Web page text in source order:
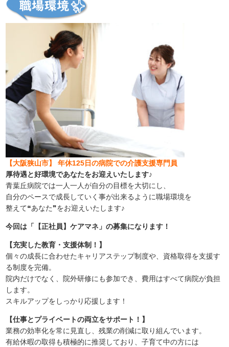
【大阪狭山市】 年休125日の病院での介護支援専門員
厚待遇と好環境であなたをお迎えいたします♪
青葉丘病院では一人一人が自分の目標を大切にし、
自分のペースで成長していく事が出来るように職場環境を
整えて❝あなた❞をお迎えいたします♪
今回は「【正社員】ケアマネ」の募集になります！
【充実した教育・支援体制！】
個々の成長に合わせたキャリアステップ制度や、資格取得を支援す
る制度を完備。
院内だけでなく、院外研修にも参加でき、費用はすべて病院が負担
します。
スキルアップをしっかり応援します！
【仕事とプライベートの両立をサポート！】
業務の効率化を常に見直し、残業の削減に取り組んでいます。
有給休暇の取得も積極的に推奨しており、子育て中の方には